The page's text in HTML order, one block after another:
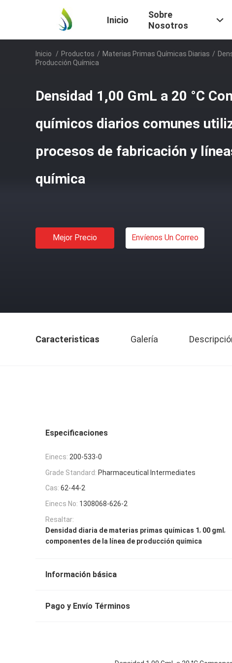
Inicio
Sobre
Nosotros
Inicio / Productos / Materias Primas Químicas Diarias /
Producción Química
Densidad 1,00 GmL a 20 °C
químicos diarios comunes
procesos de fabricación y
química
Mejor Precio Envíenos Un Correo
Caracteristicas Galería
Especificaciones
Einecs: 200-533-0
Grade Standard: Pharmaceutical Intermediates
Cas: 62-44-2
Einecs No: 1308068-626-2
Resaltar:
Densidad diaria de materias primas químicas 1, 00 gml ,
componentes de la línea de producción química
Información básica
Pago y Envío Términos